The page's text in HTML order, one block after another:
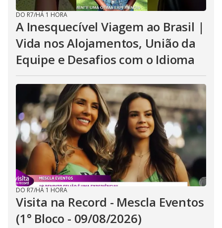
DO R7/HÁ 1 HORA
A Inesquecível Viagem ao Brasil |
Vida nos Alojamentos, União da
Equipe e Desafios com o Idioma
DO R7/HÁ 1 HORA
Visita na Record - Mescla Eventos
(1° Bloco - 09/08/2026)